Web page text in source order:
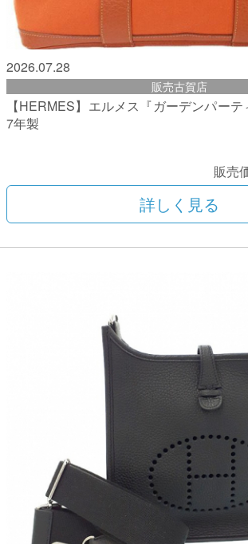
2026.07.28
販売古賀店
【HERMES】エルメス『ガーデンパー
7年製
販売
詳しく見る